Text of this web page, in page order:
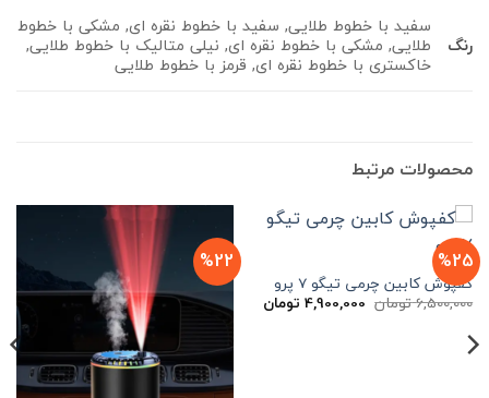
رنگ
سفید با خطوط طلایی, سفید با خطوط نقره ای, مشکی با خطوط
طلایی, مشکی با خطوط نقره ای, نیلی متالیک با خطوط طلایی,
خاکستری با خطوط نقره ای, قرمز با خطوط طلایی
محصولات مرتبط
%25
کفپوش کابین چرمی تیگو 7 پرو
6,500,000تومان قیمت
اصلی
4,900,000 تومانقیمت
فعلی
است.
%22